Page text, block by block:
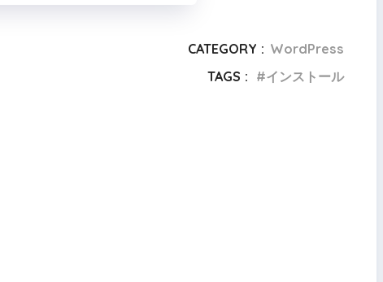
CATEGORY : WordPress
TAGS :
インストール